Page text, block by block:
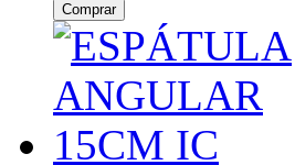
Comprar